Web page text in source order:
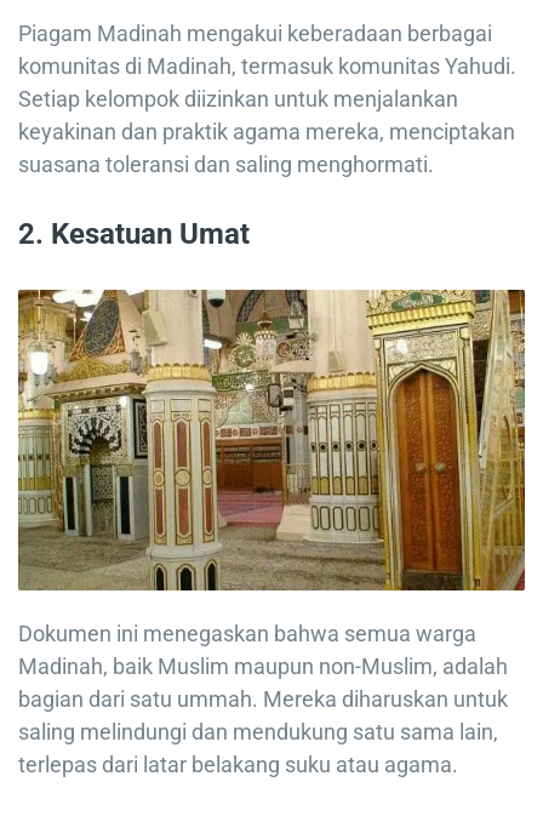
Piagam Madinah mengakui keberadaan berbagai
komunitas di Madinah, termasuk komunitas Yahudi.
Setiap kelompok diizinkan untuk menjalankan
keyakinan dan praktik agama mereka, menciptakan
suasana toleransi dan saling menghormati.
2. Kesatuan Umat
Dokumen ini menegaskan bahwa semua warga
Madinah, baik Muslim maupun non-Muslim, adalah
bagian dari satu ummah. Mereka diharuskan untuk
saling melindungi dan mendukung satu sama lain,
terlepas dari latar belakang suku atau agama.